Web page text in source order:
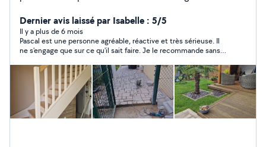
Dernier avis laissé par Isabelle : 5/5
Il y a plus de 6 mois
Pascal est une personne agréable, réactive et très sérieuse. Il
ne s'engage que sur ce qu'il sait faire. Je le recommande sans